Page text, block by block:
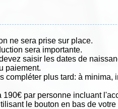
ne sera prise sur place.
sera importante.
saisir les dates de
paiement.
plus tard: à minima,
par personne incluant
le bouton en bas de votre